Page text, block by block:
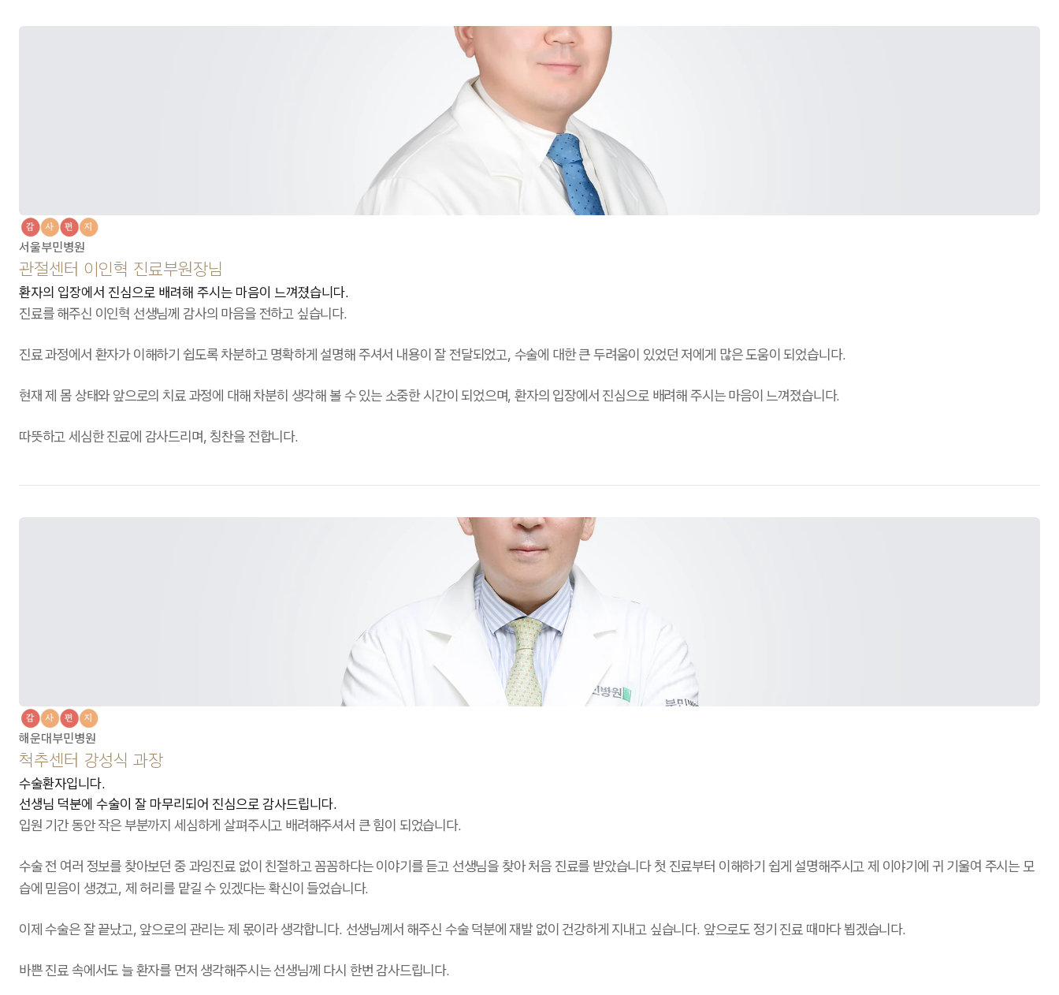
서울부민병원
관절센터 이인혁 진료부원장님
환자의 입장에서 진심으로 배려해 주시는 마음이 느껴졌습니다.
진료를 해주신 이인혁 선생님께 감사의 마음을 전하고 싶습니다.
진료 과정에서 환자가 이해하기 쉽도록 차분하고 명확하게 설명해 주셔서 내용이 잘 전달되었고, 수술에 대한 큰 두려움이 있었던 저에게 많은 도움이 되었습니다.
현재 제 몸 상태와 앞으로의 치료 과정에 대해 차분히 생각해 볼 수 있는 소중한 시간이 되었으며, 환자의 입장에서 진심으로 배려해 주시는 마음이 느껴졌습니다.
따뜻하고 세심한 진료에 감사드리며, 칭찬을 전합니다.
해운대부민병원
척추센터 강성식 과장
수술환자입니다.
선생님 덕분에 수술이 잘 마무리되어 진심으로 감사드립니다.
입원 기간 동안 작은 부분까지 세심하게 살펴주시고 배려해주셔서 큰 힘이 되었습니다.
수술 전 여러 정보를 찾아보던 중 과잉진료 없이 친절하고 꼼꼼하다는 이야기를 듣고 선생님을 찾아 처음 진료를 받았습니다 첫 진료부터 이해하기 쉽게 설명해주시고 제 이야기에 귀 기울여 주시는 모
습에 믿음이 생겼고, 제 허리를 맡길 수 있겠다는 확신이 들었습니다.
이제 수술은 잘 끝났고, 앞으로의 관리는 제 몫이라 생각합니다. 선생님께서 해주신 수술 덕분에 재발 없이 건강하게 지내고 싶습니다. 앞으로도 정기 진료 때마다 뵙겠습니다.
바쁜 진료 속에서도 늘 환자를 먼저 생각해주시는 선생님께 다시 한번 감사드립니다.